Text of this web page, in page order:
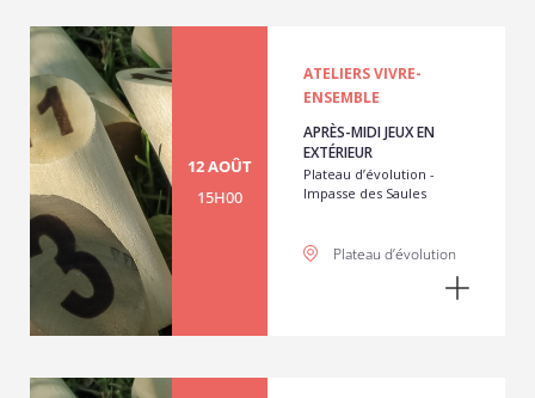
12 AOÛT
15H00
ATELIERS VIVRE-
ENSEMBLE
APRÈS-MIDI JEUX EN
EXTÉRIEUR
Plateau d’évolution -
Impasse des Saules
Plateau d’évolution